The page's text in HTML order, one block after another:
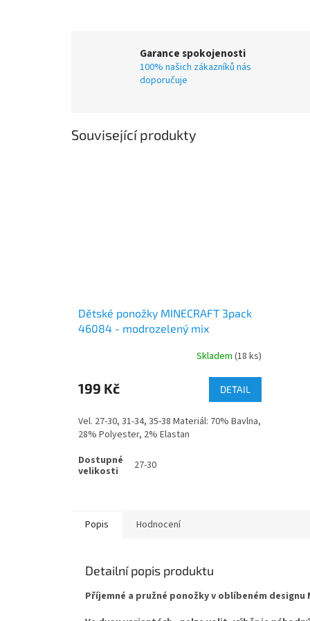
Garance spokojenosti
100% našich zákazníků nás
doporučuje
Související produkty
Dětské ponožky MINECRAFT 3pack
46084 - modrozelený mix
Skladem (18 ks)
199 Kč DETAIL
Vel. 27-30, 31-34, 35-38 Materiál: 70% Bavlna,
28% Polyester, 2% Elastan
27-30
Popis Hodnocení
Detailní popis produktu
Příjemné a pružné ponožky v oblíbeném designu